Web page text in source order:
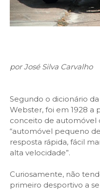
por José Silva Carvalho
Segundo o dicionário
Webster, foi em 1928 a
conceito de automóvel
“automóvel pequeno
resposta rápida, fácil
alta velocidade”.
Curiosamente, não
primeiro desportivo a